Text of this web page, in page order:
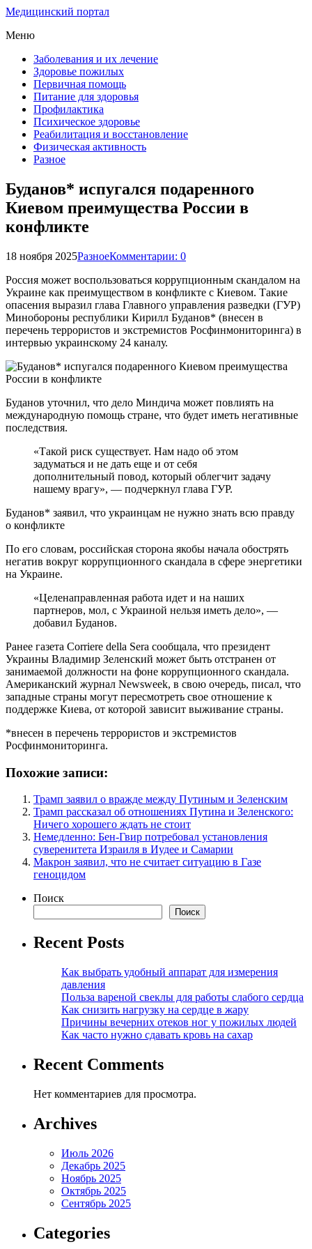
Медицинский портал
Меню
Заболевания и их лечение
Здоровье пожилых
Первичная помощь
Питание для здоровья
Профилактика
Психическое здоровье
Реабилитация и восстановление
Физическая активность
Разное
Буданов* испугался подаренного
Киевом преимущества России в
конфликте
18 ноября 2025РазноеКомментарии: 0
Россия может воспользоваться коррупционным скандалом на
Украине как преимуществом в конфликте с Киевом. Такие
опасения выразил глава Главного управления разведки (ГУР)
Минобороны республики Кирилл Буданов* (внесен в
перечень террористов и экстремистов Росфинмониторинга) в
интервью украинскому 24 каналу.
Буданов уточнил, что дело Миндича может повлиять на
международную помощь стране, что будет иметь негативные
последствия.
«Такой риск существует. Нам надо об этом
задуматься и не дать еще и от себя
дополнительный повод, который облегчит задачу
нашему врагу», — подчеркнул глава ГУР.
Буданов* заявил, что украинцам не нужно знать всю правду
о конфликте
По его словам, российская сторона якобы начала обострять
негатив вокруг коррупционного скандала в сфере энергетики
на Украине.
«Целенаправленная работа идет и на наших
партнеров, мол, с Украиной нельзя иметь дело», —
добавил Буданов.
Ранее газета Corriere della Sera сообщала, что президент
Украины Владимир Зеленский может быть отстранен от
занимаемой должности на фоне коррупционного скандала.
Американский журнал Newsweek, в свою очередь, писал, что
западные страны могут пересмотреть свое отношение к
поддержке Киева, от которой зависит выживание страны.
*внесен в перечень террористов и экстремистов
Росфинмониторинга.
Похожие записи:
Трамп заявил о вражде между Путиным и Зеленским
Трамп рассказал об отношениях Путина и Зеленского:
Ничего хорошего ждать не стоит
Немедленно: Бен-Гвир потребовал установления
суверенитета Израиля в Иудее и Самарии
Макрон заявил, что не считает ситуацию в Газе
геноцидом
Поиск
Поиск
Recent Posts
Как выбрать удобный аппарат для измерения
давления
Польза вареной свеклы для работы слабого сердца
Как снизить нагрузку на сердце в жару
Причины вечерних отеков ног у пожилых людей
Как часто нужно сдавать кровь на сахар
Recent Comments
Нет комментариев для просмотра.
Archives
Июль 2026
Декабрь 2025
Ноябрь 2025
Октябрь 2025
Сентябрь 2025
Categories